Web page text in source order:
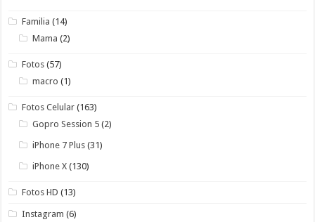
Familia (14)
Mama (2)
Fotos (57)
macro (1)
Fotos Celular (163)
Gopro Session 5 (2)
iPhone 7 Plus (31)
iPhone X (130)
Fotos HD (13)
Instagram (6)